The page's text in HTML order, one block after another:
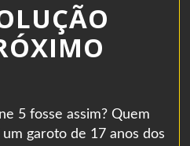
5 fosse assim? Quem
garoto de 17 anos dos